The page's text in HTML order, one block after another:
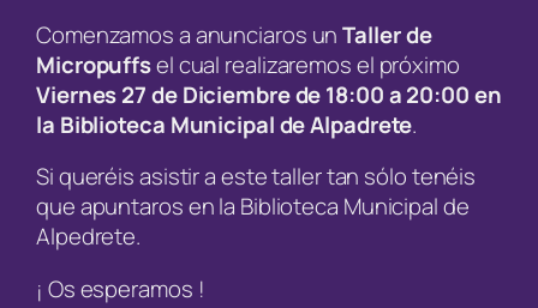
Comenzamos a anunciaros unTaller de
Micropuffsel cual realizaremos el próximo
Viernes 27 de Diciembre de 18:00 a 20:00 en
la Biblioteca Municipal de Alpadrete.
Si queréis asistir a este taller tan sólo tenéis
que apuntaros en la Biblioteca Municipal de
Alpedrete.
¡ Os esperamos !